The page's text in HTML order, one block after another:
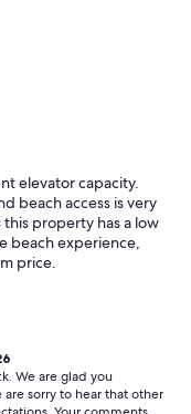
elevator capacity.
beach access is very
property has a low
beach experience,
price.
We are glad you
sorry to hear that other